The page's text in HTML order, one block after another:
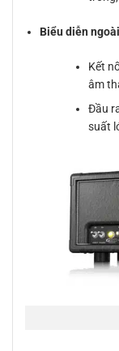
Biểu diễn
Kết
âm
Đầu
suất